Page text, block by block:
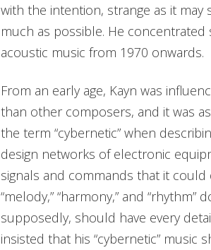
with the intention, strange as it
much as possible. He
acoustic music from 1970 onwards.
From an early age, Kayn was
than other composers, and it was
the term “cybernetic” when
design networks of electronic
signals and commands that it
“melody,” “harmony,” and “rhythm”
supposedly, should have every
insisted that his “cybernetic” music